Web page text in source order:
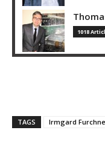
1018
TAGS Irmgard